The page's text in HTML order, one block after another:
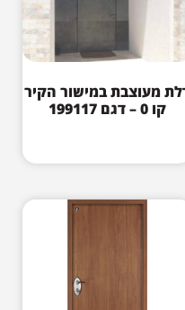
מעוצבת במישור הקיר
קו 0 – דגם 199117